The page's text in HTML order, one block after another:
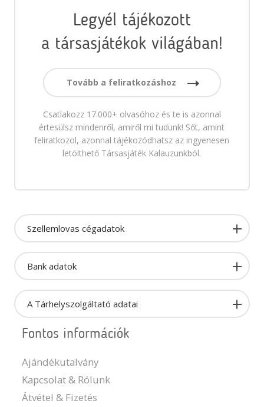
Legyél tájékozott
a társasjátékok világában!
Tovább a feliratkozáshoz
Csatlakozz 17.000+ olvasóhoz és te is azonnal
értesülsz mindenről, amiről mi tudunk! Sőt, amint
feliratkozol, azonnal tájékozódhatsz az ingyenesen
letölthető Társasjáték Kalauzunkból.
Szellemlovas cégadatok
Bank adatok
A Tárhelyszolgáltató adatai
Fontos információk
Ajándékutalvány
Kapcsolat & Rólunk
Átvétel & Fizetés